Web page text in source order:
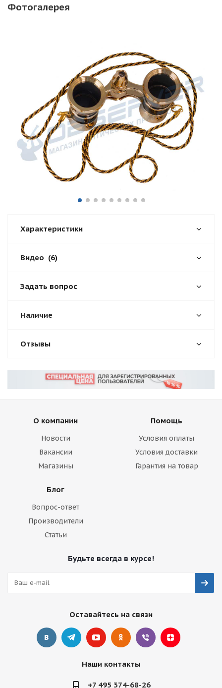
Фотогалерея
Характеристики
Видео (6)
Задать вопрос
Наличие
Отзывы
О компании
Новости
Вакансии
Магазины
Помощь
Условия оплаты
Условия доставки
Гарантия на товар
Блог
Вопрос-ответ
Производители
Статьи
Будьте всегда в курсе!
Оставайтесь на связи
Наши контакты
+7 495 374-68-26